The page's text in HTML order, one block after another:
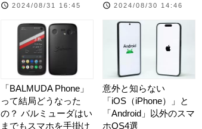
2024/08/31 16:45 2024/08/30 14:46
「BALMUDA Phone」
って結局どうなった
の？ バルミューダはい
までもスマホを手掛け
意外と知らない
「iOS（iPhone）」と
「Android」以外のスマ
ホOS4選